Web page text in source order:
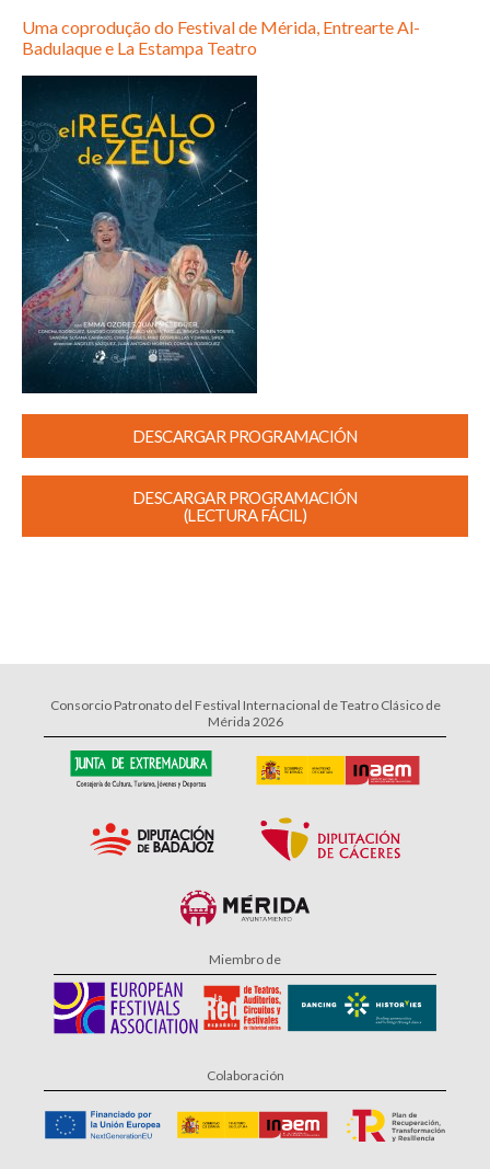
Uma coprodução do Festival de Mérida, Entrearte Al-
Badulaque e La Estampa Teatro
DESCARGAR PROGRAMACIÓN
DESCARGAR PROGRAMACIÓN
(LECTURA FÁCIL)
Consorcio Patronato del Festival Internacional de Teatro Clásico de
Mérida 2026
Miembro de
Colaboración